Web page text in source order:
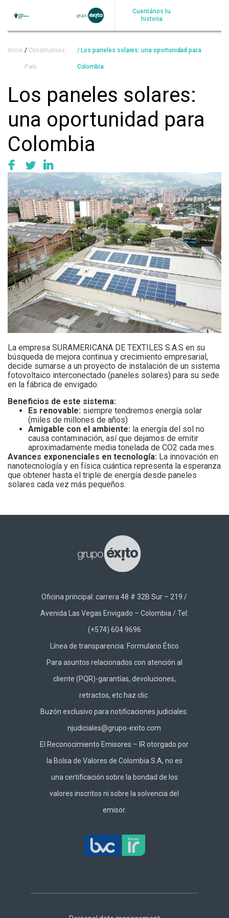
principal
Cuentános tu
historia
Sobrescribir
enlaces
ayuda
a
navegación
Inicio Construimos
País
Los paneles solares: una oportunidad para
Colombia
Los paneles solares:
una oportunidad para
Colombia
La empresa SURAMERICANA DE TEXTILES S.A.S en su
búsqueda de mejora continua y crecimiento empresarial,
decide sumarse a un proyecto de instalación de un sistema
fotovoltaico interconectado (paneles solares) para su sede
en la fábrica de envigado.
Beneficios de este sistema:
Es renovable: siempre tendremos energía solar
(miles de millones de años)
Amigable con el ambiente: la energía del sol no
causa contaminación, así que dejamos de emitir
aproximadamente media tonelada de CO2 cada mes.
Avances exponenciales en tecnología: La innovación en
nanotecnología y en física cuántica representa la esperanza
que obtener hasta el triple de energía desde paneles
solares cada vez más pequeños.
Oficina principal: carrera 48 # 32B Sur – 219 /
Avenida Las Vegas Envigado – Colombia / Tel:
(+574) 604 9696
Línea de transparencia: Formulario Ético
Para asuntos relacionados con atención al
cliente (PQR)-garantías, devoluciones,
retractos, etc hazclic
Buzón exclusivo para notificaciones judiciales:
njudiciales@grupo-exito.com
El Reconocimiento Emisores – IR otorgado por
la Bolsa de Valores de Colombia S.A, no es
una certificación sobre la bondad de los
valores inscritos ni sobre la solvencia del
emisor.
Footer